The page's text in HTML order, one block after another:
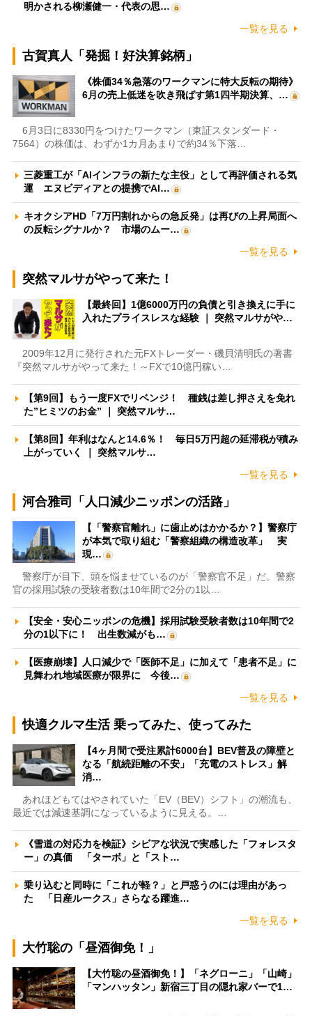
明かされる柳瀬健一・代表の思…
一覧を見る
古賀真人「発掘！好決算銘柄」
《株価34％急落のワークマンに特大反転の期待》
6月の売上低迷を吹き飛ばす第1四半期決算、…
6月3日に8330円をつけたワークマン（東証スタンダード・
7564）の株価は、わずか1カ月あまりで約34％下落…
三菱重工が「AIインフラの新たな主役」として再評価される気
運 エヌビディアとの提携でAI…
キオクシアHD「7万円割れからの急反発」は再びの上昇局面へ
の反転シグナルか？ 市場のムー…
一覧を見る
突然マルサがやって来た！
【最終回】1億6000万円の負債と引き換えに手に
入れたプライスレスな経験 ｜ 突然マルサがや…
2009年12月に発行された元FXトレーダー・磯貝清明氏の著書
『突然マルサがやって来た！～FXで10億円稼い…
【第9回】もう一度FXでリベンジ！ 種銭は差し押さえを免れ
た”ヒミツのお金” ｜ 突然マルサ…
【第8回】年利はなんと14.6％！ 毎日5万円超の延滞税が積み
上がっていく ｜ 突然マルサ…
一覧を見る
河合雅司「人口減少ニッポンの活路」
【「警察官離れ」に歯止めはかかるか？】警察庁
が本気で取り組む「警察組織の構造改革」 実
現…
警察庁が目下、頭を悩ませているのが「警察官不足」だ。警察
官の採用試験の受験者数は10年間で2分の1以…
【安全・安心ニッポンの危機】採用試験受験者数は10年間で2
分の1以下に！ 出生数減がも…
【医療崩壊】人口減少で「医師不足」に加えて「患者不足」に
見舞われ地域医療が限界に 今後…
一覧を見る
快適クルマ生活 乗ってみた、使ってみた
【4ヶ月間で受注累計6000台】BEV普及の障壁と
なる「航続距離の不安」「充電のストレス」解
消…
あれほどもてはやされていた「EV（BEV）シフト」の潮流も、
最近では減速基調になっているように見える。…
《雪道の対応力を検証》シビアな状況で実感した「フォレスタ
ー」の真価 「ターボ」と「スト…
乗り込むと同時に「これが軽？」と戸惑うのには理由があっ
た 「日産ルークス」さらなる躍進…
一覧を見る
大竹聡の「昼酒御免！」
【大竹聡の昼酒御免！】「ネグローニ」「山崎」
「マンハッタン」新宿三丁目の隠れ家バーで1…